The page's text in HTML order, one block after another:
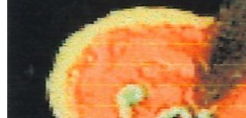
News